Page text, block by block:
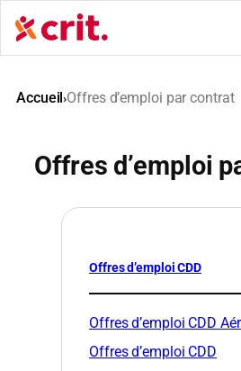
Aller
au
contenu
Accueil›Offres d’emploi par contrat
Offres d’emploi
Offres d’emploi CDD
Offres d’emploi CDD
Offres d’emploi CDD